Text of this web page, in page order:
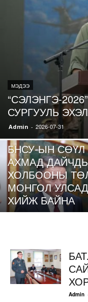
МЭДЭЭ
“СЭЛЭНГЭ-
СУРГУУЛЬ
Admin - 2026-07-31
БНСУ-ЫН
АХМАД
ХОЛБООНЫ
МОНГОЛ
ХИЙЖ БАЙНА
Admin -